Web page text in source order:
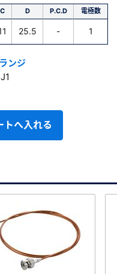
C D P.C.D 電極数
25.5 - 1
ンジ
トへ入れる